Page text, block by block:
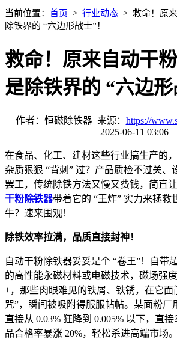
当前位置： 首页 > 行业动态 > 救命！原
除铁界的 “六边形战士”！
救命！原来自动干
是除铁界的 “六边形
作者：恒磁除铁器 来源： https://
2025-06-11 03:06
在食品、化工、建材这些行业搞生产的
杂质狠狠 “背刺 ” 过？产品质检不过关、
罢工，传统除铁方法又慢又费钱，简直
干粉除铁器带着它的 “王炸” 实力来拯救
牛？速来围观！
除铁效率拉满，品质直接封神！
自动干粉除铁器妥妥是个 “卷王”！自带
的高性能永磁材料或电磁技术，磁场强
+，那些肉眼难见的铁屑、铁锈，在它面
咒”，瞬间被吸附得服服帖帖。某面粉厂
直接从 0.03% 狂降到 0.005% 以下，直接
品合格率暴涨 20%，轻松杀进高端市场